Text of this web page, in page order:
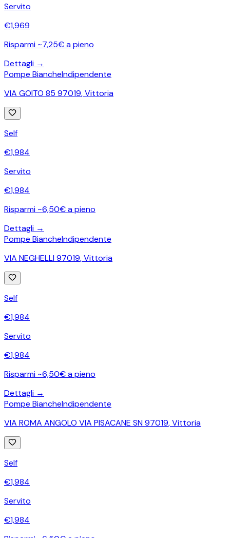
Servito
€1,969
Risparmi ~7,25€ a pieno
Dettagli →
Pompe BiancheIndipendente
VIA GOITO 85 97019,Vittoria
Self
€1,984
Servito
€1,984
Risparmi ~6,50€ a pieno
Dettagli →
Pompe BiancheIndipendente
VIA NEGHELLI 97019,Vittoria
Self
€1,984
Servito
€1,984
Risparmi ~6,50€ a pieno
Dettagli →
Pompe BiancheIndipendente
VIA ROMA ANGOLO VIA PISACANE SN 97019,Vittoria
Self
€1,984
Servito
€1,984